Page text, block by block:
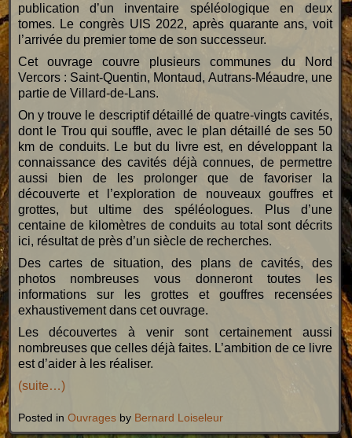
publication d’un inventaire spéléologique en deux
tomes. Le congrès UIS 2022, après quarante ans, voit
l’arrivée du premier tome de son successeur.
Cet ouvrage couvre plusieurs communes du Nord
Vercors : Saint-Quentin, Montaud, Autrans-Méaudre, une
partie de Villard-de-Lans.
On y trouve le descriptif détaillé de quatre-vingts cavités,
dont le Trou qui souffle, avec le plan détaillé de ses 50
km de conduits. Le but du livre est, en développant la
connaissance des cavités déjà connues, de permettre
aussi bien de les prolonger que de favoriser la
découverte et l’exploration de nouveaux gouffres et
grottes, but ultime des spéléologues. Plus d’une
centaine de kilomètres de conduits au total sont décrits
ici, résultat de près d’un siècle de recherches.
Des cartes de situation, des plans de cavités, des
photos nombreuses vous donneront toutes les
informations sur les grottes et gouffres recensées
exhaustivement dans cet ouvrage.
Les découvertes à venir sont certainement aussi
nombreuses que celles déjà faites. L’ambition de ce livre
est d’aider à les réaliser.
(suite…)
Posted in Ouvragesby Bernard Loiseleur